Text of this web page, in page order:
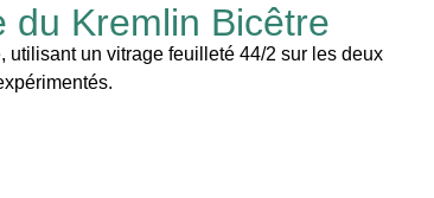
du Kremlin Bicêtre
utilisant un vitrage feuilleté 44/2 sur les deux